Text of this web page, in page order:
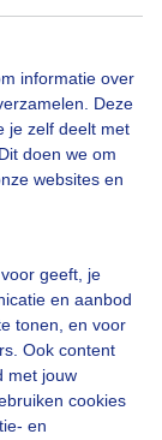
informatie over
Deze
je zelf deelt met
doen we om
websites en
geeft, je
en aanbod
tonen, en voor
Ook content
met jouw
cookies
en